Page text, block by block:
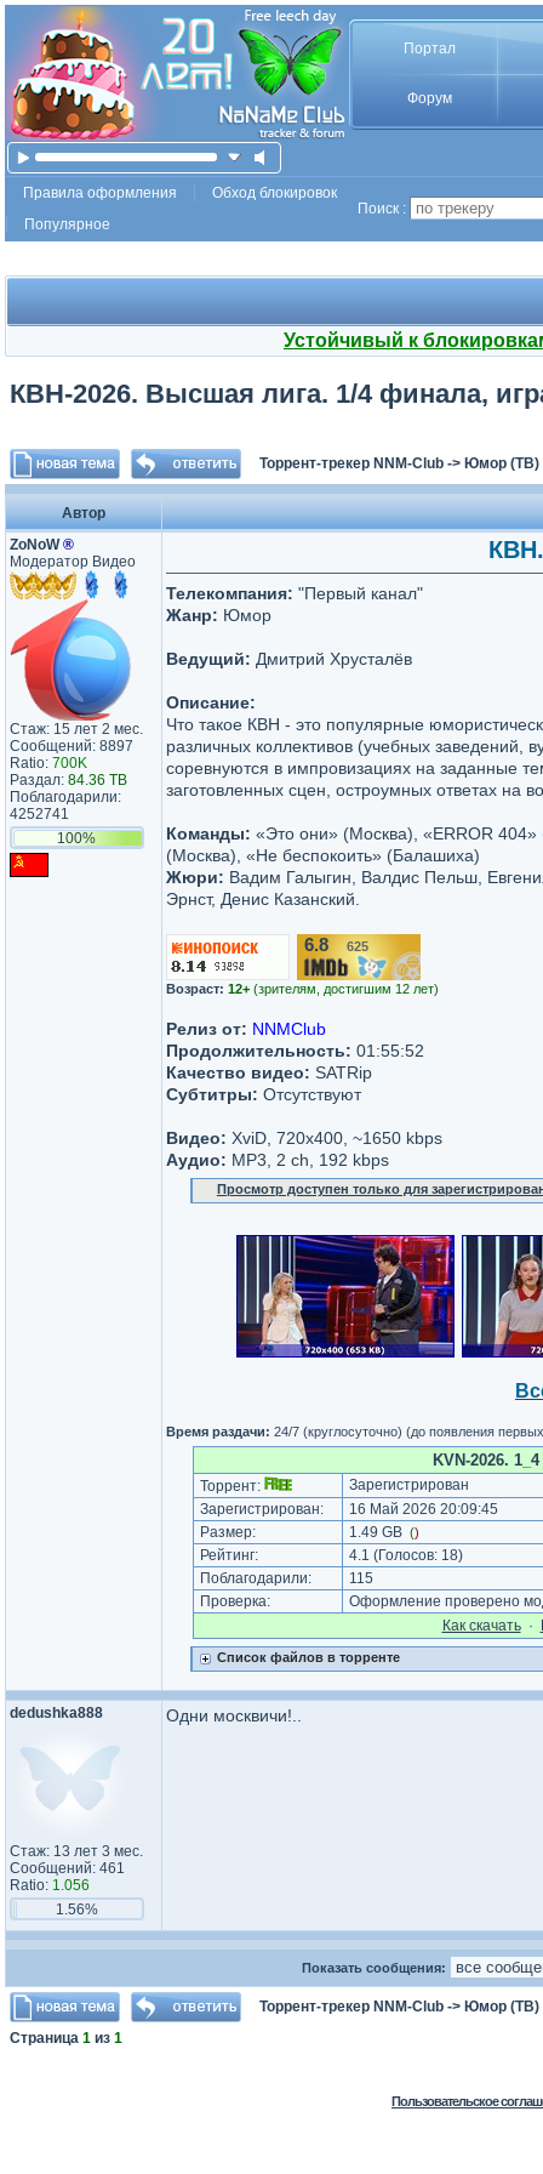
Портал
Форум
Правила оформления
Обход блокировок
Популярное
Поиск :
Устойчивый к
КВН-2026. Высшая лига. 1/4 финала,
Торрент-трекер NNM-Club -> Юмор (ТВ)
Автор
ZoNoW®
Модератор Видео
Стаж: 15 лет 2 мес.
Сообщений: 8897
Ratio: 700K
Раздал: 84.36 TB
Поблагодарили:
4252741
100%
Телекомпания: "Первый канал"
Жанр: Юмор
Ведущий: Дмитрий Хрусталёв
Описание:
Что такое КВН - это популярные
различных коллективов (учебных заведений,
соревнуются в импровизациях на заданные
заготовленных сцен, остроумных ответах на
Команды: «Это они» (Москва), «ERROR
(Москва), «Не беспокоить» (Балашиха)
Жюри: Вадим Галыгин, Валдис Пельш,
Эрнст, Денис Казанский.
6.8 625
Возраст: 12+ (зрителям, достигшим 12 лет)
Релиз от: NNMClub
Продолжительность: 01:55:52
Качество видео: SATRip
Субтитры: Отсутствуют
Видео: XviD, 720х400, ~1650 kbps
Аудио: MP3, 2 ch, 192 kbps
Просмотр доступен только для
Время раздачи: 24/7 (круглосуточно) (до появления
KVN-2026.
Торрент:
Зарегистрирован
Зарегистрирован:
16 Май 2026 20:09:45
Размер:
1.49 GB ()
Рейтинг: 4.1 (Голосов: 18)
Поблагодарили:
115
Проверка:
Оформление проверено
Как cкачать·
Список файлов в торренте
dedushka888
Стаж: 13 лет 3 мес.
Сообщений: 461
Ratio: 1.056
1.56%
Одни москвичи!..
Показать сообщения:
Торрент-трекер NNM-Club -> Юмор (ТВ)
Страница 1 из 1
Пользовательское